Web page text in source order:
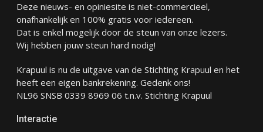
Deze nieuws- en opiniesite is niet-commercieel,
onafhankelijk en 100% gratis voor iedereen.
Dat is enkel mogelijk door de steun van onze lezers.
Wij hebben jouw steun hard nodig!
Krapuul is nu de uitgave van de Stichting Krapuul en het
heeft een eigen bankrekening. Gedenk ons!
NL96 SNSB 0339 8969 06 t.n.v. Stichting Krapuul
Interactie